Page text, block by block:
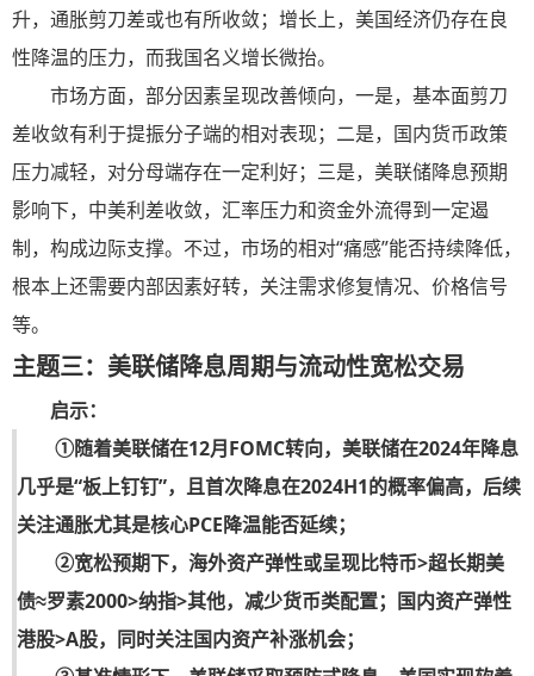
升，通胀剪刀差或也有所收敛；增长上，美国经济仍存在良
性降温的压力，而我国名义增长微抬。
市场方面，部分因素呈现改善倾向，一是，基本面剪刀
差收敛有利于提振分子端的相对表现；二是，国内货币政策
压力减轻，对分母端存在一定利好；三是，美联储降息预期
影响下，中美利差收敛，汇率压力和资金外流得到一定遏
制，构成边际支撑。不过，市场的相对“痛感”能否持续降低，
根本上还需要内部因素好转，关注需求修复情况、价格信号
等。
主题三：美联储降息周期与流动性宽松交易
启示：
①随着美联储在12月FOMC转向，美联储在2024年降息
几乎是“板上钉钉”，且首次降息在2024H1的概率偏高，后续
关注通胀尤其是核心PCE降温能否延续；
②宽松预期下，海外资产弹性或呈现比特币>超长期美
债≈罗素2000>纳指>其他，减少货币类配置；国内资产弹性
港股>A股，同时关注国内资产补涨机会；